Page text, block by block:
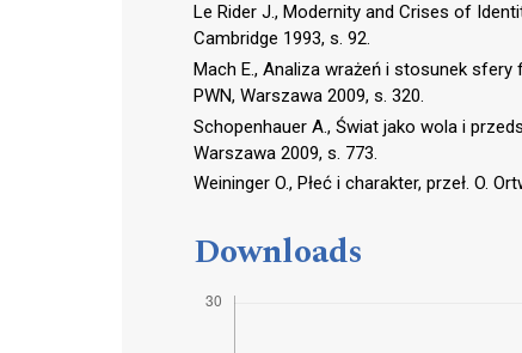
Le Rider J., Modernity and Crises of
Cambridge 1993, s. 92.
Mach E., Analiza wrażeń i stosunek sfery
PWN, Warszawa 2009, s. 320.
Schopenhauer A., Świat jako wola i
Warszawa 2009, s. 773.
Weininger O., Płeć i charakter, przeł. O.
Downloads